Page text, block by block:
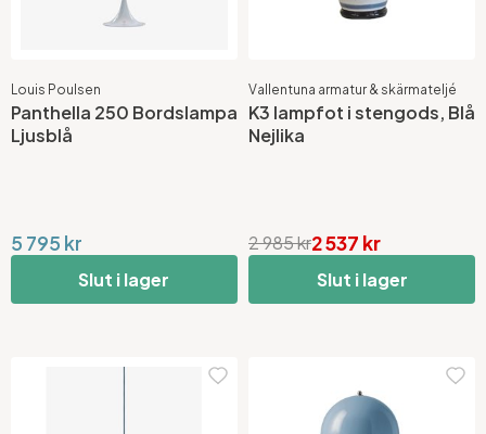
Louis Poulsen
Panthella 250 Bordslampa
Ljusblå
5 795 kr
Slut i lager
Vallentuna armatur & skärmateljé
K3 lampfot i stengods, Blå
Nejlika
2 537 kr
2 985 kr
Slut i lager